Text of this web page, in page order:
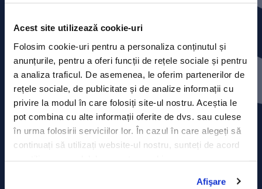
Acest site utilizează cookie-uri
Folosim cookie-uri pentru a personaliza conținutul și
anunțurile, pentru a oferi funcții de rețele sociale și pentru
a analiza traficul. De asemenea, le oferim partenerilor de
rețele sociale, de publicitate și de analize informații cu
privire la modul în care folosiți site-ul nostru. Aceștia le
pot combina cu alte informații oferite de dvs. sau culese
în urma folosirii serviciilor lor. În cazul în care alegeți să
continuați să utilizați website-ul nostru, sunteți de acord
Afişare
Press releases
Privacy Policy
Contact
Data Processing policy